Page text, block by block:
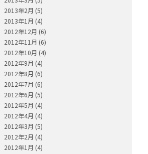
2013年2月 (5)
2013年1月 (4)
2012年12月 (6)
2012年11月 (6)
2012年10月 (4)
2012年9月 (4)
2012年8月 (6)
2012年7月 (6)
2012年6月 (5)
2012年5月 (4)
2012年4月 (4)
2012年3月 (5)
2012年2月 (4)
2012年1月 (4)